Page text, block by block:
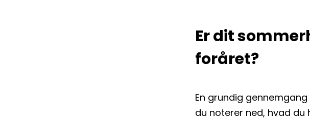
Er dit
foråret?
En grundig
du noterer ned, hvad